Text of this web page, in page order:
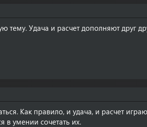
тему. Удача и расчет дополняют друг
Как правило, и удача, и расчет
в умении сочетать их.